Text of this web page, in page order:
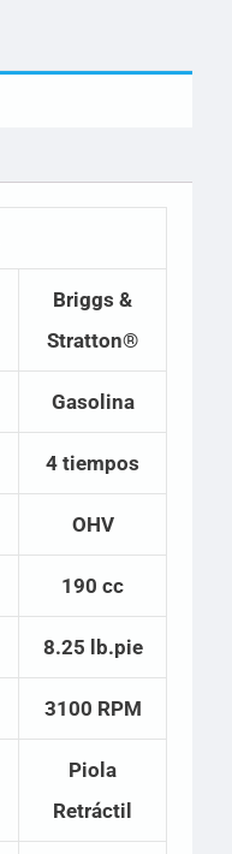
Briggs &
Stratton®
Gasolina
4 tiempos
OHV
190 cc
8.25 lb.pie
3100 RPM
Piola
Retráctil